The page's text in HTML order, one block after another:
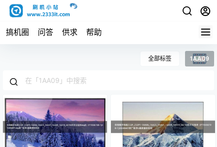
搞机圈 问答 供求 帮助
全部标签 1AA09